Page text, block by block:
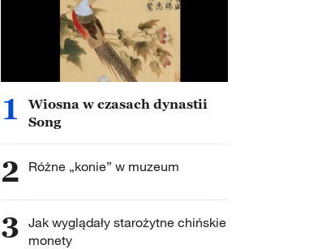
1
Wiosna w czasach dynastii
Song
2 Różne „konie” w muzeum
3 Jak wyglądały starożytne chińskie
monety